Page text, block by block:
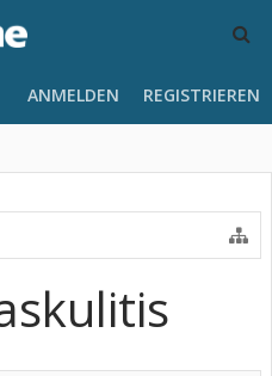
ANMELDEN REGISTRIEREN